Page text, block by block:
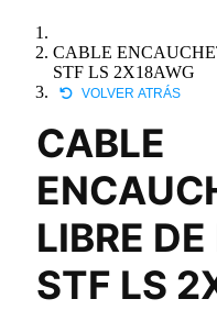
CABLE
STF LS 2X18AWG
VOLVER ATRÁS
CABLE
LIBRE
STF LS